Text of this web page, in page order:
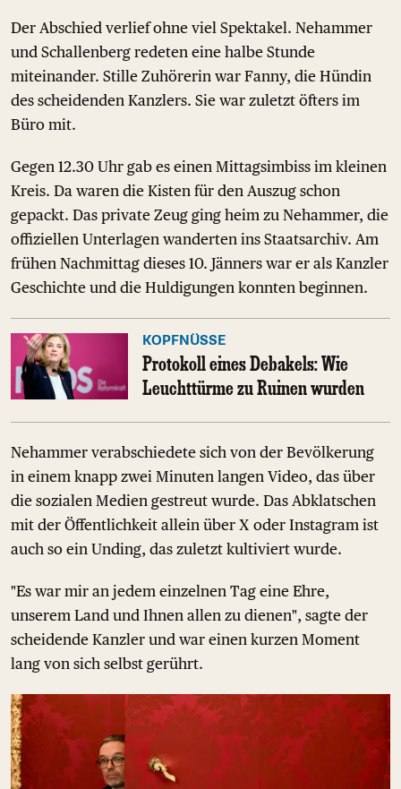
Der Abschied verlief ohne viel Spektakel. Nehammer
und Schallenberg redeten eine halbe Stunde
miteinander. Stille Zuhörerin war Fanny, die Hündin
des scheidenden Kanzlers. Sie war zuletzt öfters im
Büro mit.
Gegen 12.30 Uhr gab es einen Mittagsimbiss im kleinen
Kreis. Da waren die Kisten für den Auszug schon
gepackt. Das private Zeug ging heim zu Nehammer, die
offiziellen Unterlagen wanderten ins Staatsarchiv. Am
frühen Nachmittag dieses 10. Jänners war er als Kanzler
Geschichte und die Huldigungen konnten beginnen.
KOPFNÜSSE
Protokoll eines Debakels: Wie
Leuchttürme zu Ruinen wurden
Nehammer verabschiedete sich von der Bevölkerung
in einem knapp zwei Minuten langen Video, das über
die sozialen Medien gestreut wurde. Das Abklatschen
mit der Öffentlichkeit allein über X oder Instagram ist
auch so ein Unding, das zuletzt kultiviert wurde.
"Es war mir an jedem einzelnen Tag eine Ehre,
unserem Land und Ihnen allen zu dienen", sagte der
scheidende Kanzler und war einen kurzen Moment
lang von sich selbst gerührt.